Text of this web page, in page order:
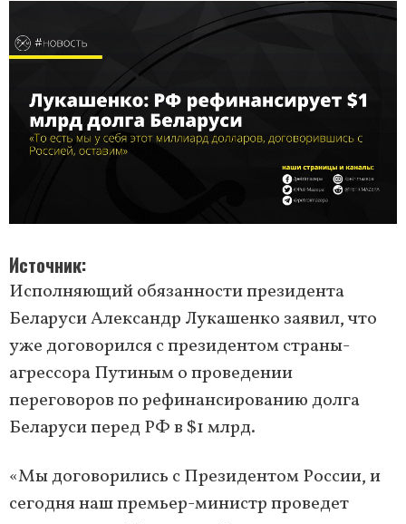
Источник
Исполняющий обязанности президента
Беларуси Александр Лукашенко заявил, что
уже договорился с президентом страны-
агрессора Путиным о проведении
переговоров по рефинансированию долга
Беларуси перед РФ в $1 млрд.
«Мы договорились с Президентом России, и
сегодня наш премьер-министр проведет